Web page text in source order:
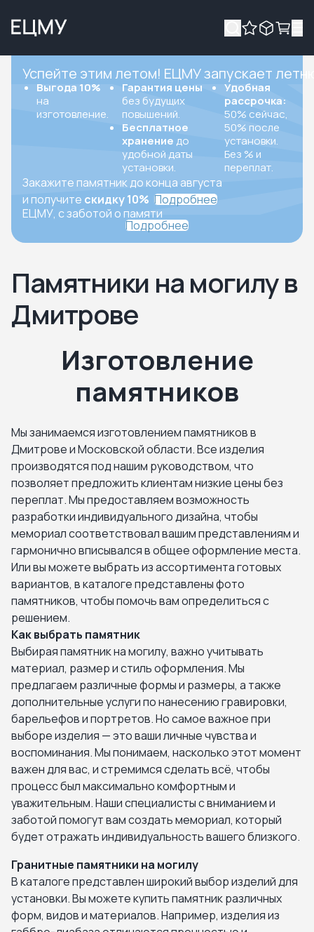
Успейте этим летом! ЕЦМУ запускает
Выгода 10%
на
изготовление.
Гарантия цены
без будущих
повышений.
Бесплатное
хранение до
удобной даты
установки.
Удобная
рассрочка:
50% сейчас,
50% после
установки.
Без % и
переплат.
Закажите памятник до конца августа
и получите скидку 10% Подробнее
ЕЦМУ, с заботой о памяти
Подробнее
Памятники на могилу в
Дмитрове
Изготовление
памятников
Мы занимаемся изготовлением памятников в
Дмитрове и Московской области. Все изделия
производятся под нашим руководством, что
позволяет предложить клиентам низкие цены без
переплат. Мы предоставляем возможность
разработки индивидуального дизайна, чтобы
мемориал соответствовал вашим представлениям и
гармонично вписывался в общее оформление места.
Или вы можете выбрать из ассортимента готовых
вариантов, в каталоге представлены фото
памятников, чтобы помочь вам определиться с
решением.
Как выбрать памятник
Выбирая памятник на могилу, важно учитывать
материал, размер и стиль оформления. Мы
предлагаем различные формы и размеры, а также
дополнительные услуги по нанесению гравировки,
барельефов и портретов. Но самое важное при
выборе изделия — это ваши личные чувства и
воспоминания. Мы понимаем, насколько этот момент
важен для вас, и стремимся сделать всё, чтобы
процесс был максимально комфортным и
уважительным. Наши специалисты с вниманием и
заботой помогут вам создать мемориал, который
будет отражать индивидуальность вашего близкого.
Гранитные памятники на могилу
В каталоге представлен широкий выбор изделий для
установки. Вы можете купить памятник различных
форм, видов и материалов. Например, изделия из